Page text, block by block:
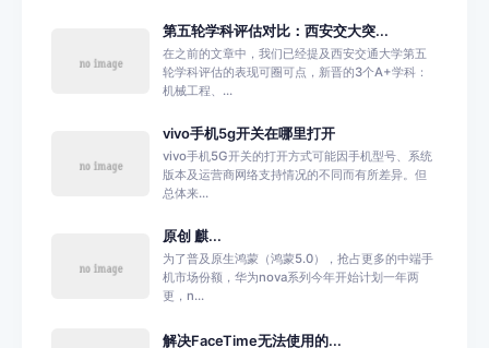
第五轮学科评估对比：西安交大突...
在之前的文章中，我们已经提及西安交通大学第五
轮学科评估的表现可圈可点，新晋的3个A+学科：
机械工程、...
vivo手机5g开关在哪里打开
vivo手机5G开关的打开方式可能因手机型号、系统
版本及运营商网络支持情况的不同而有所差异。但
总体来...
原创 麒...
为了普及原生鸿蒙（鸿蒙5.0），抢占更多的中端手
机市场份额，华为nova系列今年开始计划一年两
更，n...
解决FaceTime无法使用的...